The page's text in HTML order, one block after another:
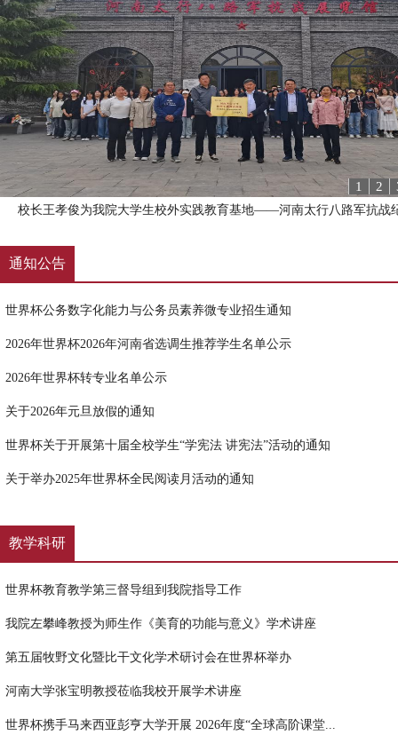
1 2
校长王孝俊为我院大学生校外实践教育基地——河南太行八路军抗战
通知公告
世界杯公务数字化能力与公务员素养微专业招生通知
2026年世界杯2026年河南省选调生推荐学生名单公示
2026年世界杯转专业名单公示
关于2026年元旦放假的通知
世界杯关于开展第十届全校学生“学宪法 讲宪法”活动的通知
关于举办2025年世界杯全民阅读月活动的通知
教学科研
世界杯教育教学第三督导组到我院指导工作
我院左攀峰教授为师生作《美育的功能与意义》学术讲座
第五届牧野文化暨比干文化学术研讨会在世界杯举办
河南大学张宝明教授莅临我校开展学术讲座
世界杯携手马来西亚彭亨大学开展 2026年度“全球高阶课堂...